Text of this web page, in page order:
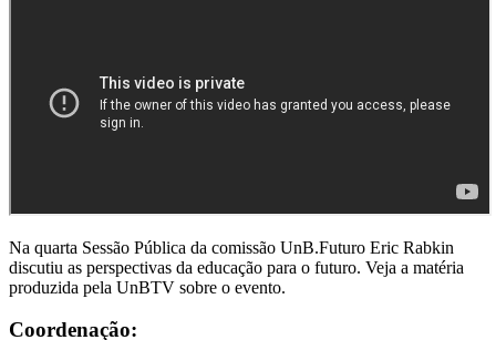
Na quarta Sessão Pública da comissão UnB.Futuro Eric Rabkin
discutiu as perspectivas da educação para o futuro. Veja a matéria
produzida pela UnBTV sobre o evento.
Coordenação: